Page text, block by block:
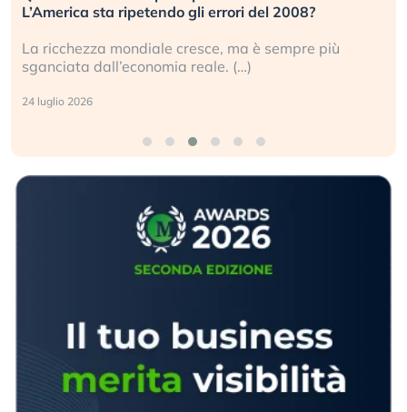
L’America sta ripetendo gli errori del 2008?
La ricchezza mondiale cresce, ma è sempre più
sganciata dall’economia reale. (…)
24 luglio 2026